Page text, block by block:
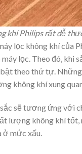
khí Philips rất dễ
lọc không khí của
lọc. Theo đó, khi
theo thứ tự.
không khí xung
sẽ tương ứng với
lượng không khí
mức xấu.